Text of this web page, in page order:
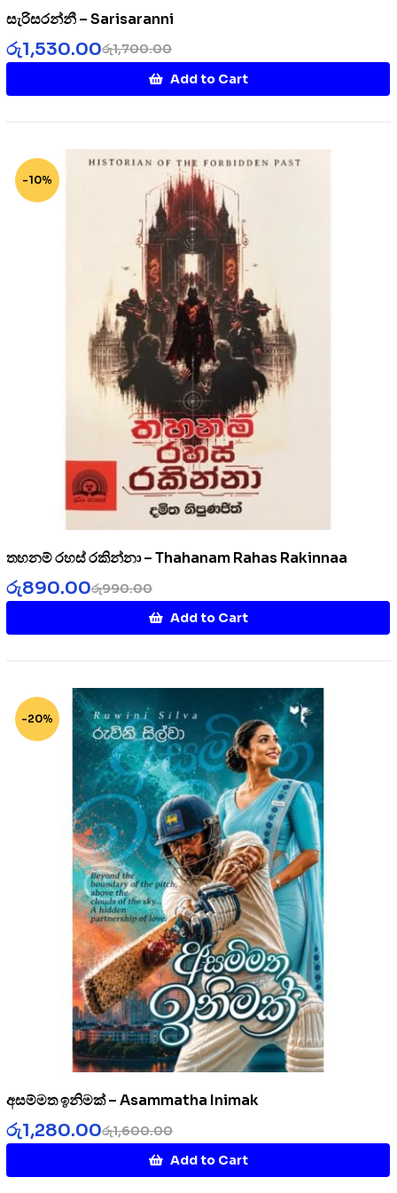
සැරිසරන්නී – Sarisaranni
රු1,700.00
රු1,530.00
Add to Cart
-10%
තහනම් රහස් රකින්නා – Thahanam Rahas Rakinnaa
රු990.00
රු890.00
Add to Cart
-20%
අසම්මත ඉනිමක් – Asammatha Inimak
රු1,600.00
රු1,280.00
Add to Cart